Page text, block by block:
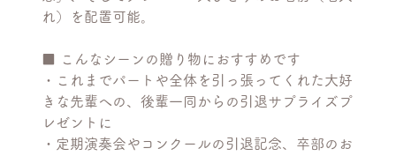
れ）を配置可能。
■ こんなシーンの贈り物におすすめです
・これまでパートや全体を引っ張ってくれた大好
きな先輩への、後輩一同からの引退サプライズプ
レゼントに
・定期演奏会やコンクールの引退記念、卒部のお